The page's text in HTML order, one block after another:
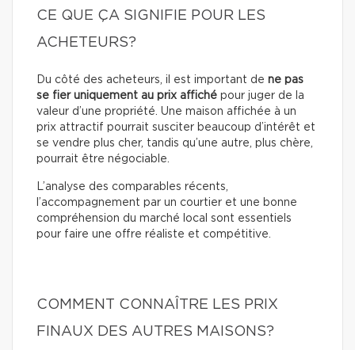
CE QUE ÇA SIGNIFIE POUR LES
ACHETEURS?
Du côté des acheteurs, il est important de ne pas
se fier uniquement au prix affiché pour juger de la
valeur d’une propriété. Une maison affichée à un
prix attractif pourrait susciter beaucoup d’intérêt et
se vendre plus cher, tandis qu’une autre, plus chère,
pourrait être négociable.
L’analyse des comparables récents,
l’accompagnement par un courtier et une bonne
compréhension du marché local sont essentiels
pour faire une offre réaliste et compétitive.
COMMENT CONNAÎTRE LES PRIX
FINAUX DES AUTRES MAISONS?